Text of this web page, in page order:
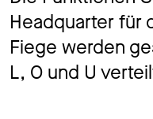
Headquarter für
Fiege werden
L, O und U